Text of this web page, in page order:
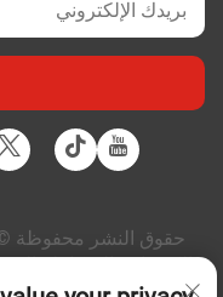
حقوق النشر محفوظة ©
الكهربائية المتكاملة